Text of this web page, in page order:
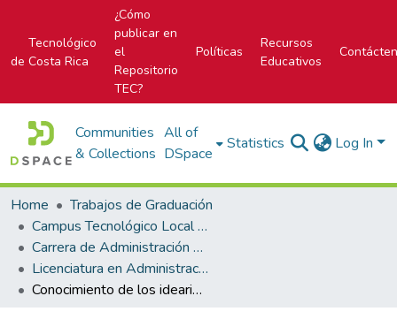
Tecnológico
de Costa Rica
¿Cómo
publicar en
el
Repositorio
TEC?
Políticas
Recursos
Educativos
Communities
& Collections
All of
DSpace
Statistics Log In
Home
Trabajos de Graduación
Campus Tecnológico Local San José
Carrera de Administración de Empresa
Licenciatura en Administración de Empresas
Conocimiento de los idearios, necesidades y percepciones requeridas por las Personas Adultas Mayores (PAM) para contemplar el Modelo Cohousing como una alternativa de vivienda para su plan de retiro en el Cantón Central de San José, Costa Rica